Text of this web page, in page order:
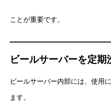
ことが重要です。
ビールサーバーを定期
ビールサーバー内部には、使用
ます。